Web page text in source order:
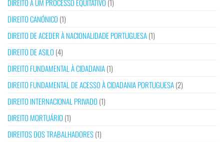
DIREITO A UM PROCESSO EQUITATIVO (1)
DIREITO CANÓNICO (1)
DIREITO DE ACEDER À NACIONALIDADE PORTUGUESA(1)
DIREITO DE ASILO (4)
DIREITO FUNDAMENTAL À CIDADANIA(1)
DIREITO FUNDAMENTAL DE ACESSO À CIDADANIA PORTUGUESA(2)
DIREITO INTERNACIONAL PRIVADO (1)
DIREITO MORTUÁRIO (1)
DIREITOS DOS TRABALHADORES(1)